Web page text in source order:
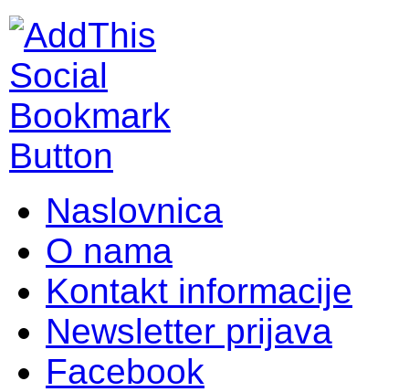
Naslovnica
O nama
Kontakt informacije
Newsletter prijava
Facebook